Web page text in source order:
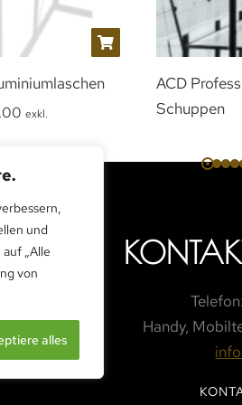
und
„Alle
von
alles
exkl.
ACD
Schuppen
Telefon:
Handy,